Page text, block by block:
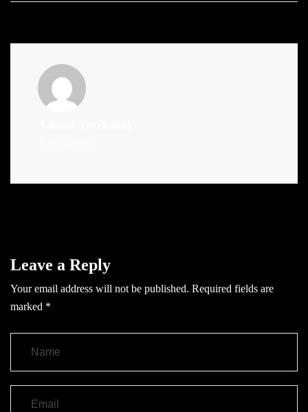
Leave a Reply
Your email address will not be published. Required fields are
marked *